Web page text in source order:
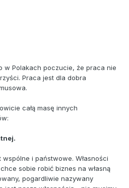
w Polakach poczucie, że praca nie
Praca jest dla dobra
całą masę innych
i państwowe. Własności
sobie robić biznes na własną
pogardliwie nazywany